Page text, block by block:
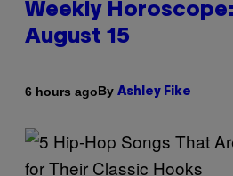
Weekly
August 15
6 hours agoBy Ashley Fike